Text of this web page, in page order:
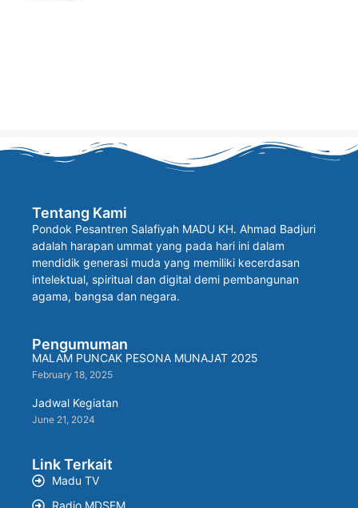
Tentang Kami
Pondok Pesantren Salafiyah MADU KH. Ahmad Badjuri
adalah harapan ummat yang pada hari ini dalam
mendidik generasi muda yang memiliki kecerdasan
intelektual, spiritual dan digital demi pembangunan
agama, bangsa dan negara.
Pengumuman
MALAM PUNCAK PESONA MUNAJAT 2025
February 18, 2025
Jadwal Kegiatan
June 21, 2024
Link Terkait
Madu TV